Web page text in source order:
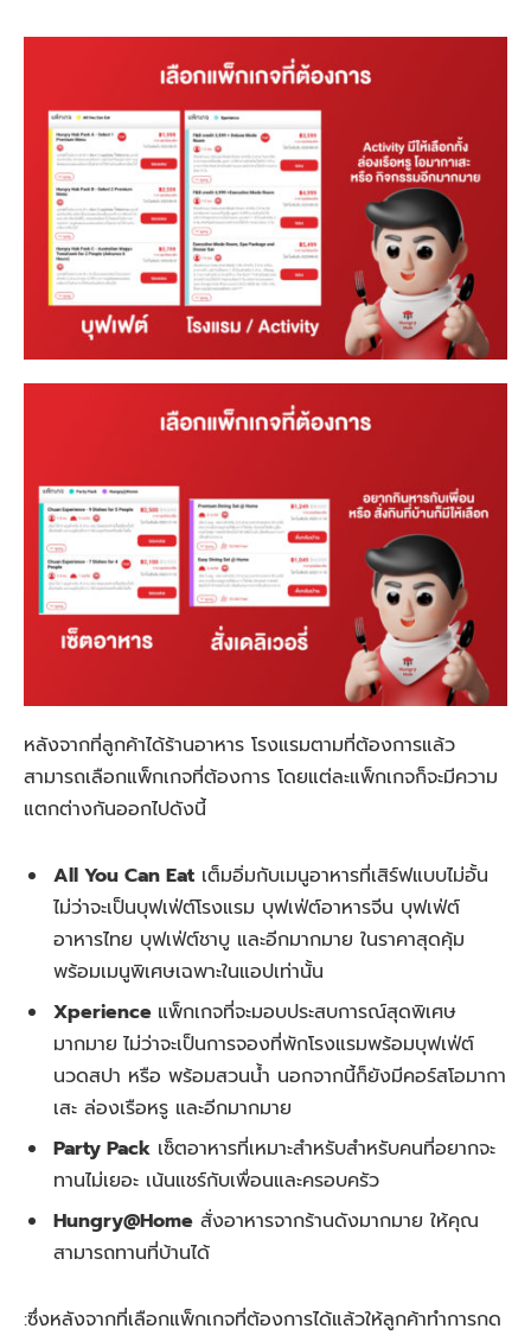
หลังจากที่ลูกค้าได้ร้านอาหาร โรงแรมตามที่ต้องการแล้ว
สามารถเลือกแพ็กเกจที่ต้องการ โดยแต่ละแพ็กเกจก็จะมีความ
แตกต่างกันออกไปดังนี้
All You Can Eat เต็มอิ่มกับเมนูอาหารที่เสิร์ฟแบบไม่อั้น
ไม่ว่าจะเป็นบุฟเฟ่ต์โรงแรม บุฟเฟ่ต์อาหารจีน บุฟเฟ่ต์
อาหารไทย บุฟเฟ่ต์ชาบู และอีกมากมาย ในราคาสุดคุ้ม
พร้อมเมนูพิเศษเฉพาะในแอปเท่านั้น
Xperience แพ็กเกจที่จะมอบประสบการณ์สุดพิเศษ
มากมาย ไม่ว่าจะเป็นการจองที่พักโรงแรมพร้อมบุฟเฟ่ต์
นวดสปา หรือ พร้อมสวนน้ำ นอกจากนี้ก็ยังมีคอร์สโอมากา
เสะ ล่องเรือหรู และอีกมากมาย
Party Pack เซ็ตอาหารที่เหมาะสำหรับสำหรับคนที่อยากจะ
ทานไม่เยอะ เน้นแชร์กับเพื่อนและครอบครัว
Hungry@Home สั่งอาหารจากร้านดังมากมาย ให้คุณ
สามารถทานที่บ้านได้
:ซึ่งหลังจากที่เลือกแพ็กเกจที่ต้องการได้แล้วให้ลูกค้าทำการกด